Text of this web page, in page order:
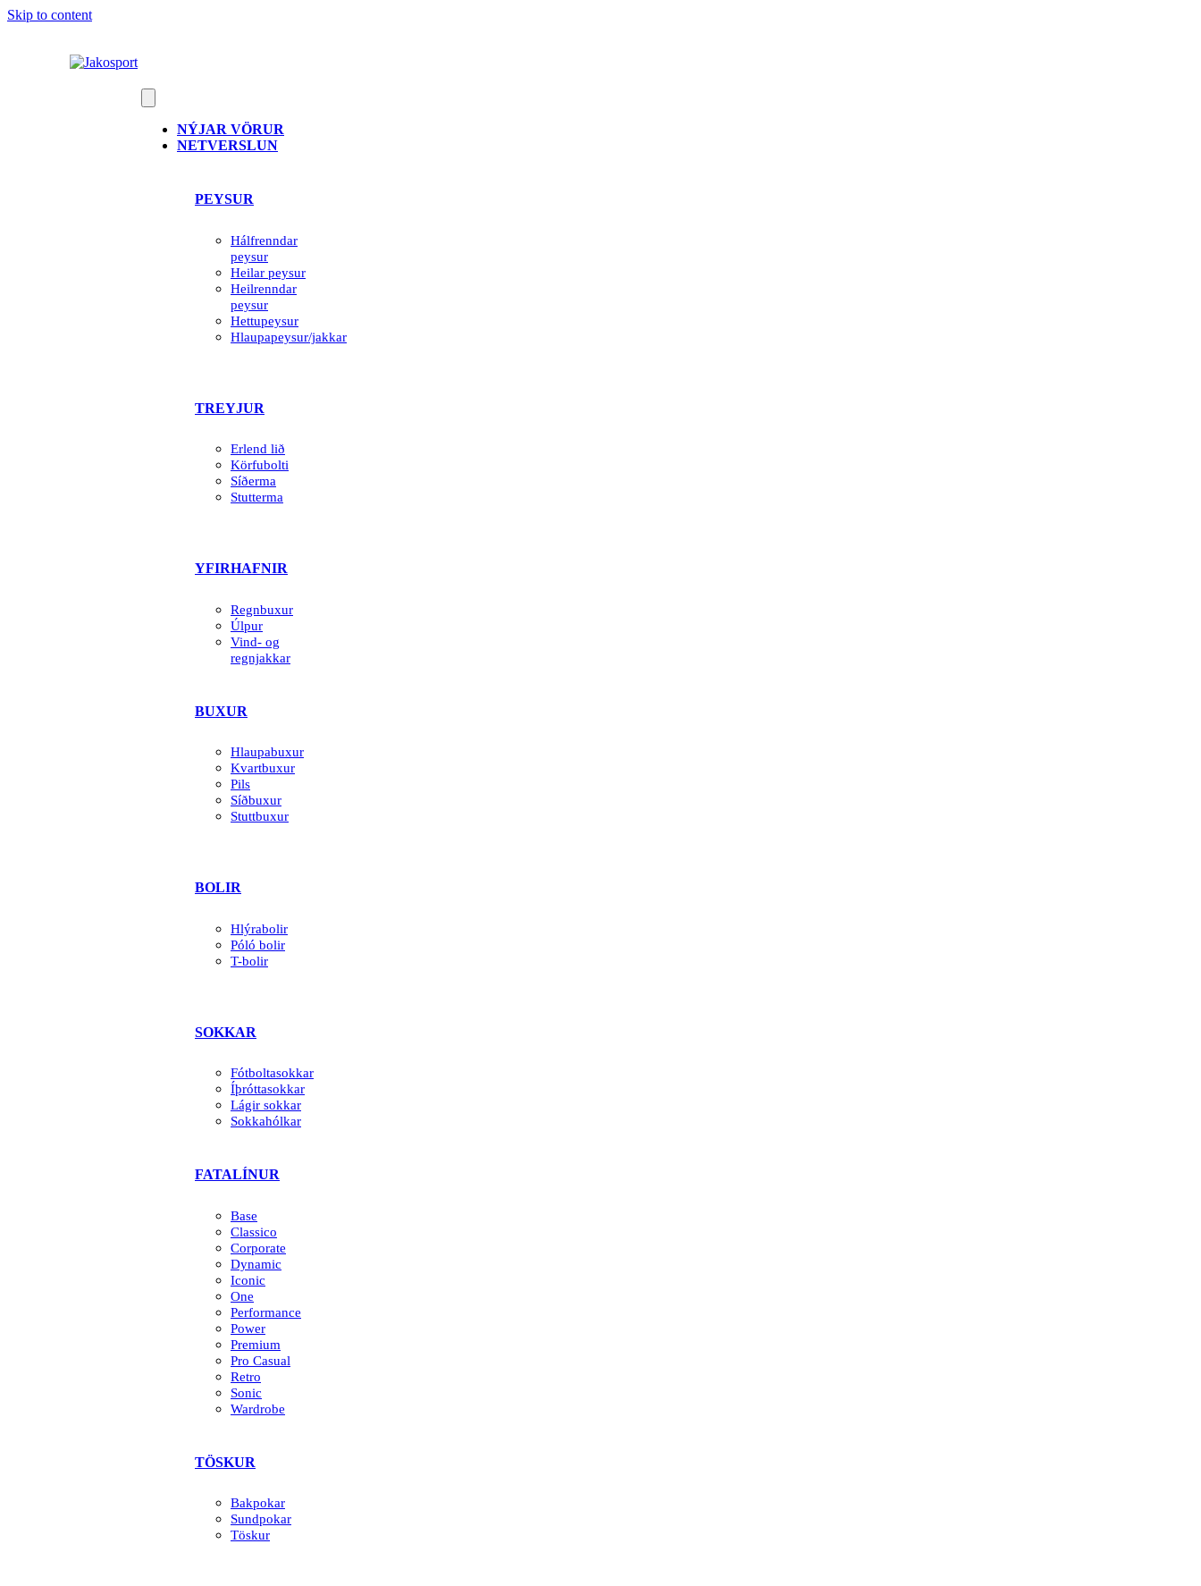
Skip to content
NÝJAR VÖRUR
NETVERSLUN
PEYSUR
Hálfrenndar
peysur
Heilar peysur
Heilrenndar
peysur
Hettupeysur
Hlaupapeysur/jakkar
TREYJUR
Erlend lið
Körfubolti
Síðerma
Stutterma
YFIRHAFNIR
Regnbuxur
Úlpur
Vind- og
regnjakkar
BUXUR
Hlaupabuxur
Kvartbuxur
Pils
Síðbuxur
Stuttbuxur
BOLIR
Hlýrabolir
Póló bolir
T-bolir
SOKKAR
Fótboltasokkar
Íþróttasokkar
Lágir sokkar
Sokkahólkar
FATALÍNUR
Base
Classico
Corporate
Dynamic
Iconic
One
Performance
Power
Premium
Pro Casual
Retro
Sonic
Wardrobe
TÖSKUR
Bakpokar
Sundpokar
Töskur